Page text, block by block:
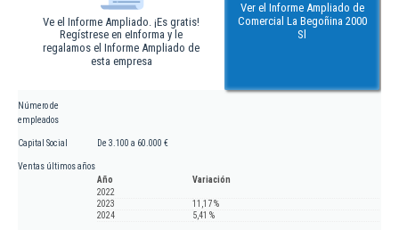
Ve el Informe Ampliado. ¡Es gratis!
Regístrese en eInforma y le
regalamos el Informe Ampliado de
esta empresa
Ver el Informe Ampliado de
Comercial La Begoñina 2000
Sl
Número de
empleados
Capital Social De 3.100 a 60.000 €
Ventas últimos años
Año
Variación
2022
2023
11,17 %
2024
5,41 %